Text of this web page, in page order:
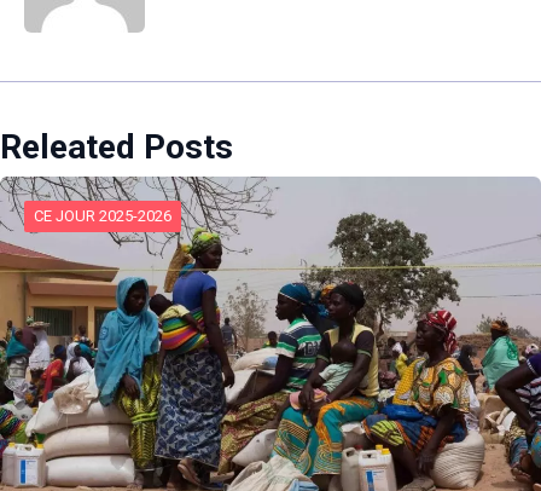
Releated Posts
CE JOUR 2025-2026